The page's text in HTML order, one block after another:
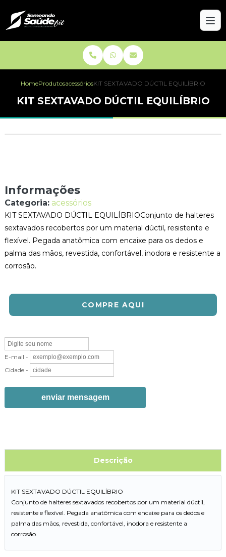
HomeProdutosacessóriosKIT SEXTAVADO DÚCTIL EQUILÍBRIO
KIT SEXTAVADO DÚCTIL EQUILÍBRIO
Informações
Categoria: acessórios
KIT SEXTAVADO DÚCTIL EQUILÍBRIOConjunto de halteres
sextavados recobertos por um material dúctil, resistente e
flexível. Pegada anatômica com encaixe para os dedos e
palma das mãos, revestida, confortável, inodora e resistente a
corrosão.
COMPRE AQUI
E-mail -
Cidade -
enviar mensagem
Descrição
KIT SEXTAVADO DÚCTIL EQUILÍBRIO
Conjunto de halteres sextavados recobertos por um material dúctil,
resistente e flexível. Pegada anatômica com encaixe para os dedos e
palma das mãos, revestida, confortável, inodora e resistente a
corrosão.